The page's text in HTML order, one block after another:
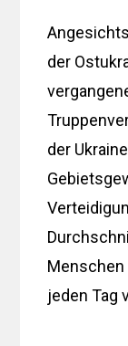
der
der
jeden Tag